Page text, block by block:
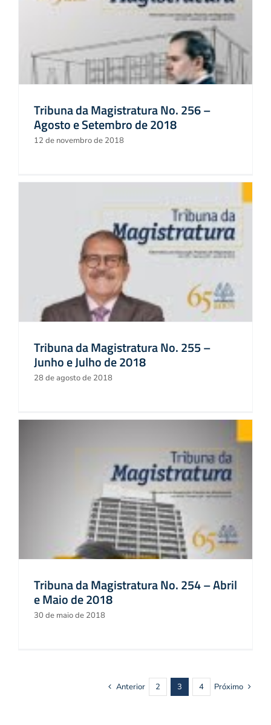
Tribuna da Magistratura No. 256 –
Agosto e Setembro de 2018
12 de novembro de 2018
Tribuna da Magistratura No. 255 –
Junho e Julho de 2018
28 de agosto de 2018
Tribuna da Magistratura No. 254 – Abril
e Maio de 2018
30 de maio de 2018
Anterior 2 3 4 Próximo